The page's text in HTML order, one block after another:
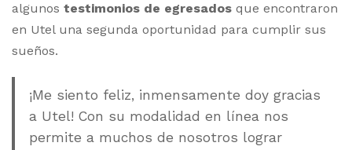
algunos testimonios de egresados que encontraron
en Utel una segunda oportunidad para cumplir sus
sueños.
¡Me siento feliz, inmensamente doy gracias
a Utel! Con su modalidad en línea nos
permite a muchos de nosotros lograr